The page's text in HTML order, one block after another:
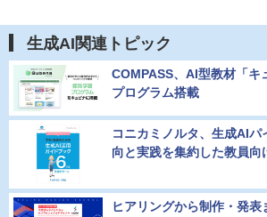
生成AI関連トピック
COMPASS、AI型教材「キ
プログラム搭載
コニカミノルタ、生成AIパ
向と実践を集約した教員向
ヒアリングから制作・発表